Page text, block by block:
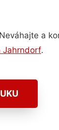
a
Jahrndorf.